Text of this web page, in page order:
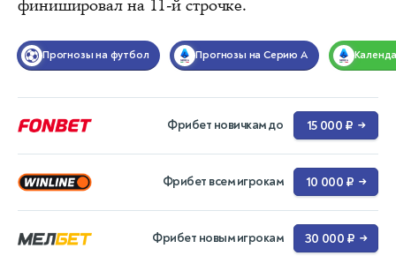
финишировал на 11-й строчке.
Прогнозы на футбол Прогнозы на Серию А
Фрибет новичкам до 15 000 ₽ →
Фрибет всем игрокам 10 000 ₽ →
Фрибет новым игрокам 30 000 ₽ →